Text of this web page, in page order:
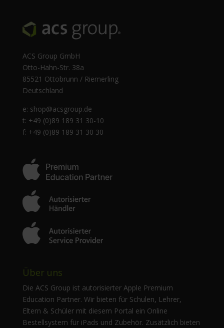
ACS Group GmbH
Otto-Hahn-Str. 38a
85521 Ottobrunn / Riemerling
Deutschland
e: shop@acsgroup.de
t: +49 (0)89 189 31 30-10
f: +49 (0)89 189 31 30 30
Über uns
Die ACS Group ist autorisierter Apple Premium
Education Partner. Wir bieten für Schulen, Lehrer,
Eltern & Schüler mit diesem Portal ein Online
Bestellsystem für iPads und Zubehör. Zusätzlich bieten